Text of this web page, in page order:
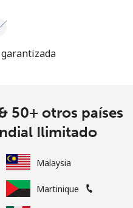
garantizada
50+ otros países
Ilimitado
Malaysia
Martinique